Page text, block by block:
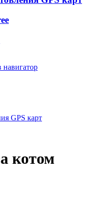
навигатор
GPS карт
котом